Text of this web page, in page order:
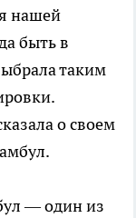
нашей
быть в
таким
о своем
— один из